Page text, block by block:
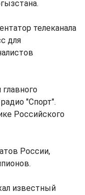
телеканала
для
"Спорт".
Российского
России,
известный